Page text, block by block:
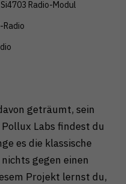
geträumt, sein
Labs findest du
es die klassische
gegen einen
Projekt lernst du,
Radio-Modul
Radio
Cookies akzeptieren
Social-Media-
blockiert. Wenn
akzeptiert werden,
keiner manuellen